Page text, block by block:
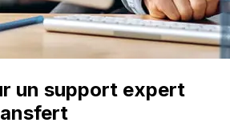
un support expert